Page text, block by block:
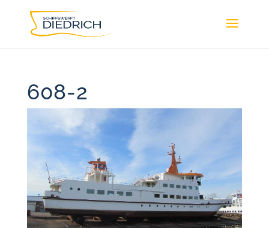
608-2